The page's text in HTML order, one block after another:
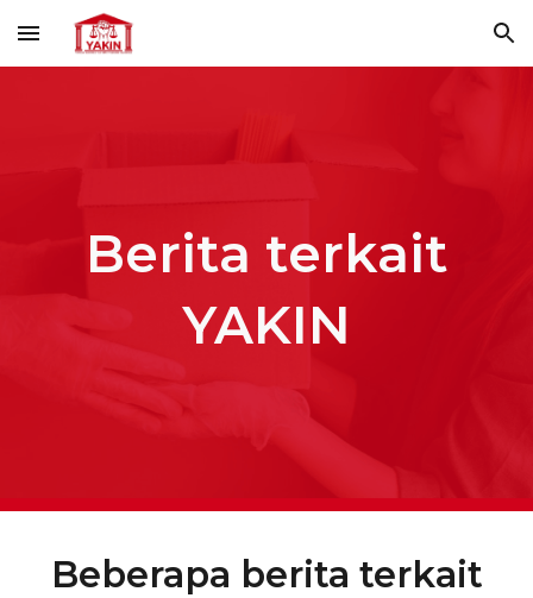
Skip to main content Skip to navigation
Berita terkait
YAKIN
Beberapa berita terkait